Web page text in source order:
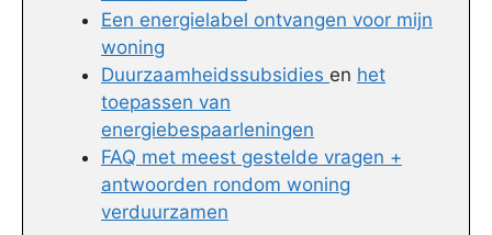
Een energielabel ontvangen voor mijn
woning
Duurzaamheidssubsidies en het
toepassen van
energiebespaarleningen
FAQ met meest gestelde vragen +
antwoorden rondom woning
verduurzamen